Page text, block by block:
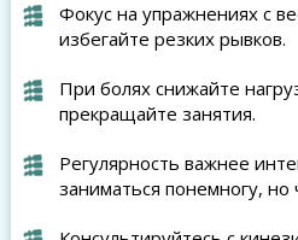
Фокус на упражнениях с
избегайте резких рывков.
При болях снижайте
прекращайте занятия.
Регулярность важнее
заниматься понемногу, но